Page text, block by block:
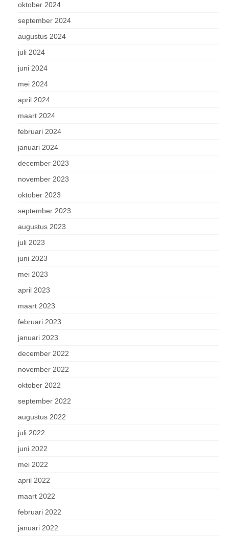
oktober 2024
september 2024
augustus 2024
juli 2024
juni 2024
mei 2024
april 2024
maart 2024
februari 2024
januari 2024
december 2023
november 2023
oktober 2023
september 2023
augustus 2023
juli 2023
juni 2023
mei 2023
april 2023
maart 2023
februari 2023
januari 2023
december 2022
november 2022
oktober 2022
september 2022
augustus 2022
juli 2022
juni 2022
mei 2022
april 2022
maart 2022
februari 2022
januari 2022